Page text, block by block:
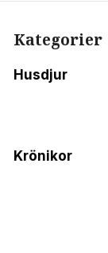
Kategorier
Husdjur
Krönikor